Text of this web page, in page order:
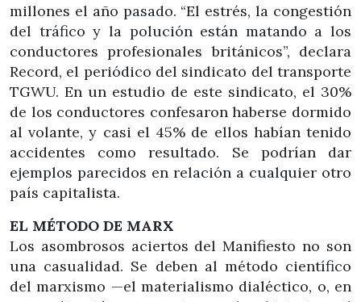
millones el año pasado. “El estrés, la congestión
del tráfico y la polución están matando a los
conductores profesionales británicos”, declara
Record, el periódico del sindicato del transporte
TGWU. En un estudio de este sindicato, el 30%
de los conductores confesaron haberse dormido
al volante, y casi el 45% de ellos habían tenido
accidentes como resultado. Se podrían dar
ejemplos parecidos en relación a cualquier otro
país capitalista.
EL MÉTODO DE MARX
Los asombrosos aciertos del Manifiesto no son
una casualidad. Se deben al método científico
del marxismo —el materialismo dialéctico, o, en